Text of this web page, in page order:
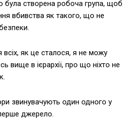
створена робоча група, щоб
вбивства як такого, що не
як це сталося, я не можу
вище в ієрархії, про що ніхто не
звинувачують один одного у
джерело.